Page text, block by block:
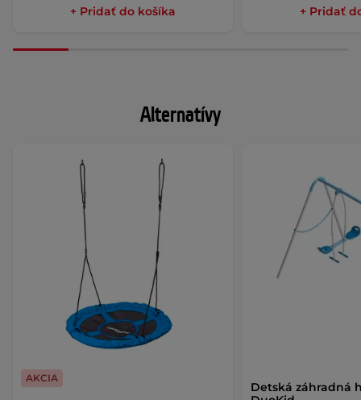
+ Pridať do košíka + Pridať
Alternatívy
AKCIA
Detská záhradná